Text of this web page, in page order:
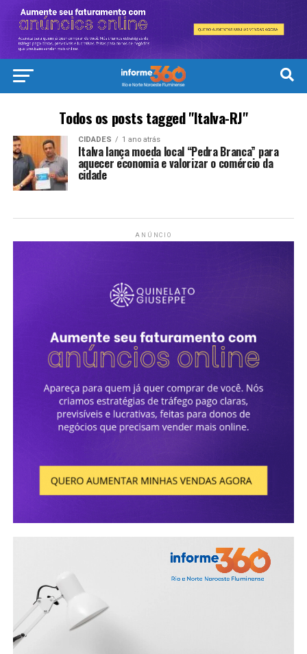
Todos os posts tagged "Italva-RJ"
CIDADES 1 ano atrás
Italva lança moeda local “Pedra Branca” para
aquecer economia e valorizar o comércio da
cidade
ANÚNCIO